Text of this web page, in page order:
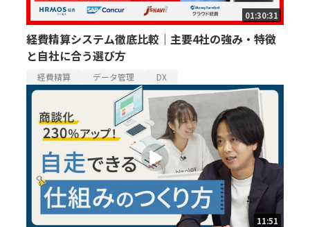
01:30:31
経費精算システム徹底比較｜主要4社の強み・特徴
と自社に合う選び方
経費精算 データ管理 DX
11:51